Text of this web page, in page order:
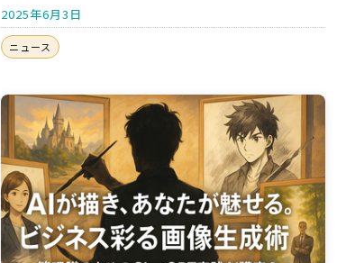
2025年6月3日
ニュース